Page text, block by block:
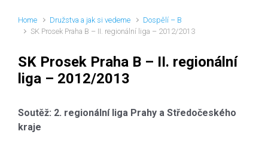
Home Družstva a jak si vedeme
Dospělí – B
SK Prosek Praha B – II. regionální liga – 2012/2013
SK Prosek Praha B – II. regionální
liga – 2012/2013
Soutěž: 2. regionální liga Prahy a Středočeského
kraje